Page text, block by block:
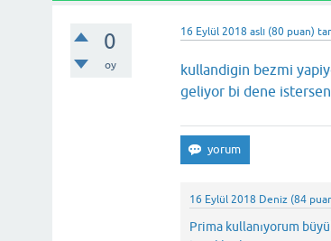
0
oy
16 Eylül 2018 aslı (80 puan)
kullandigin bezmi
geliyor bi dene
16 Eylül 2018 Deniz (84
Prima kullanıyorum